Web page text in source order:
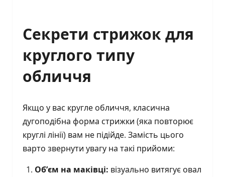
Секрети стрижок для
круглого типу
обличчя
Якщо у вас кругле обличчя, класична
дугоподібна форма стрижки (яка повторює
круглі лінії) вам не підійде. Замість цього
варто звернути увагу на такі прийоми:
Об’єм на маківці: візуально витягує овал